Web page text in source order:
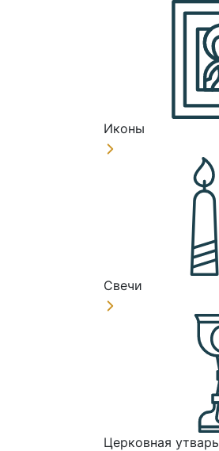
Иконы
Свечи
Церковная утварь